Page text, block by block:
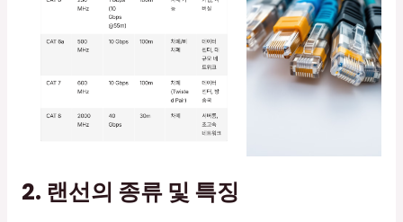
2. 랜선의 종류 및 특징